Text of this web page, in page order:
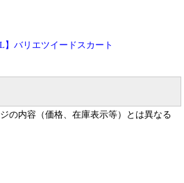
】バリエツイードスカート
の内容（価格、在庫表示等）とは異なる